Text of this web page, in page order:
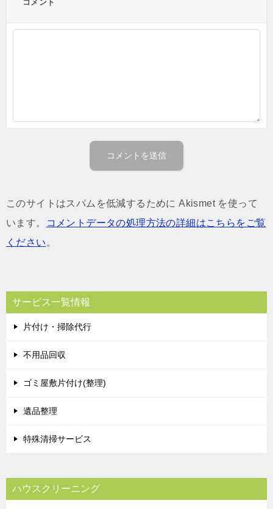
コメント
このサイトはスパムを低減するために Akismet を使って
います。
コメントデータの処理方法の詳細はこちらをご覧
ください 。
サービス一覧情報
片付け・掃除代行
不用品回収
ゴミ屋敷片付け(整理)
遺品整理
特殊清掃サービス
ハウスクリーニング